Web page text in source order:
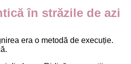
în străzile de azi
era o metodă de execuție.